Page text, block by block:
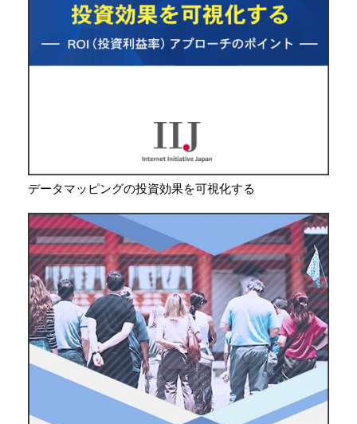
データマッピングの投資効果を可視化する